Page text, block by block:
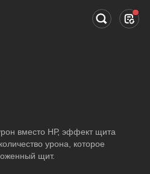
вместо НР, эффект щита
урона, которое
щит.